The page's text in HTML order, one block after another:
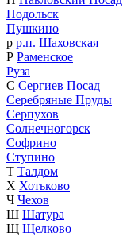
Подольск
Пушкино
р р.п. Шаховская
Р Раменское
Руза
С Сергиев Посад
Серебряные Пруды
Серпухов
Солнечногорск
Софрино
Ступино
Т Талдом
Х Хотьково
Ч Чехов
Ш Шатура
Щ Щелково